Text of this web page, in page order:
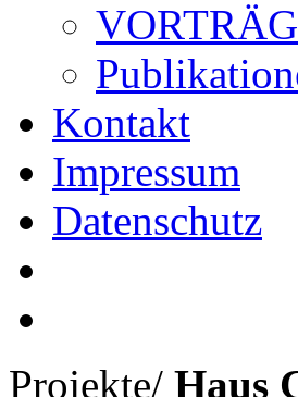
Kontakt
Impressum
Datenschutz
Projekte/ Haus